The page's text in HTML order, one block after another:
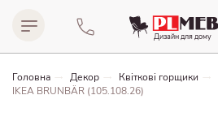
Дизайн для домy
Головна Декор Квіткові горщики
IKEA BRUNBÄR (105.108.26)